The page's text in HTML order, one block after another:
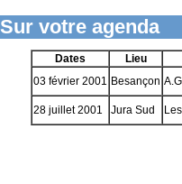
Sur votre agenda
Dates
Lieu
03 février 2001 Besançon
28 juillet 2001 Jura Sud